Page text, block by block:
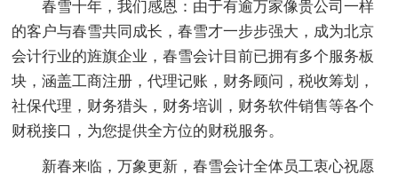
春雪十年，我们感恩：由于有逾万家像贵公司一样
的客户与春雪共同成长，春雪才一步步强大，成为北京
会计行业的旌旗企业，春雪会计目前已拥有多个服务板
块，涵盖工商注册，代理记账，财务顾问，税收筹划，
社保代理，财务猎头，财务培训，财务软件销售等各个
财税接口，为您提供全方位的财税服务。
新春来临，万象更新，春雪会计全体员工衷心祝愿